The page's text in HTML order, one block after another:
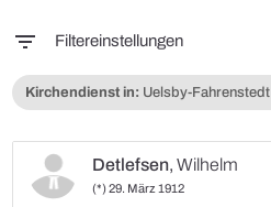
filter_list Filtereinstellungen
Kirchendienst in: Uelsby-Fahrenstedt
Detlefsen, Wilhelm
(*) 29. März 1912